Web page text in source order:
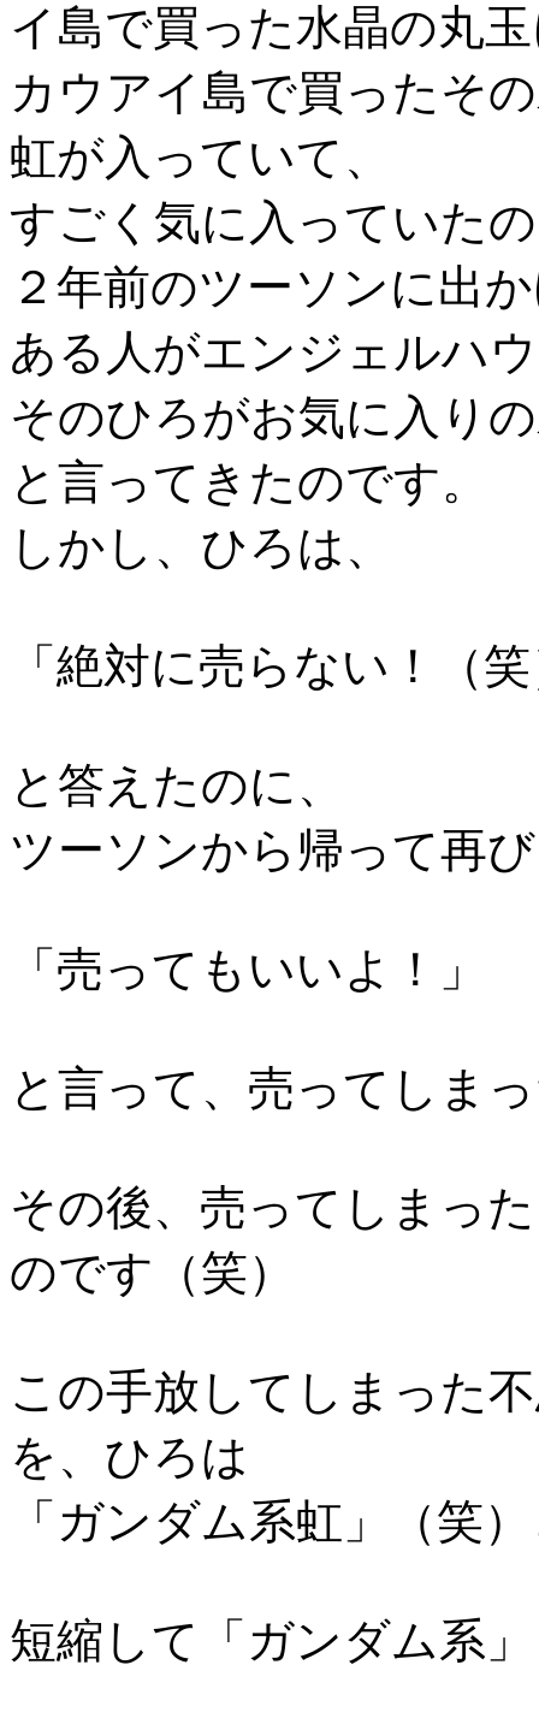
イ島で買った水晶の丸
カウアイ島で買ったそ
虹が入っていて、
すごく気に入っていた
２年前のツーソンに出
ある人がエンジェルハ
そのひろがお気に入り
と言ってきたのです。
しかし、ひろは、
「絶対に売らない！（
と答えたのに、
ツーソンから帰って再
「売ってもいいよ！」
と言って、売ってしま
その後、売ってしまっ
のです（笑）
この手放してしまった
を、ひろは
「ガンダム系虹」（笑
短縮して「ガンダム系